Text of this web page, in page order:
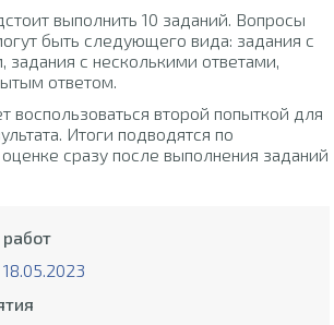
выполнить 10 заданий. Вопросы
быть следующего вида: задания с
задания с несколькими ответами,
ответом.
воспользоваться второй попыткой для
Итоги подводятся по
сразу после выполнения заданий